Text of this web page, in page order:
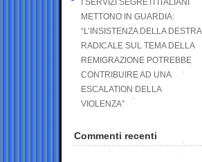
I SERVIZI SEGRETI ITALIANI
METTONO IN GUARDIA:
“L’INSISTENZA DELLA DESTRA
RADICALE SUL TEMA DELLA
REMIGRAZIONE POTREBBE
CONTRIBUIRE AD UNA
ESCALATION DELLA
VIOLENZA”
Commenti recenti